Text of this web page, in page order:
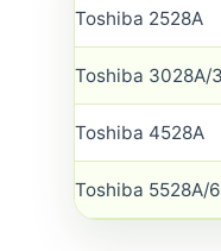
Toshiba 2528A
Toshiba 3028A/
Toshiba 4528A
Toshiba 5528A/